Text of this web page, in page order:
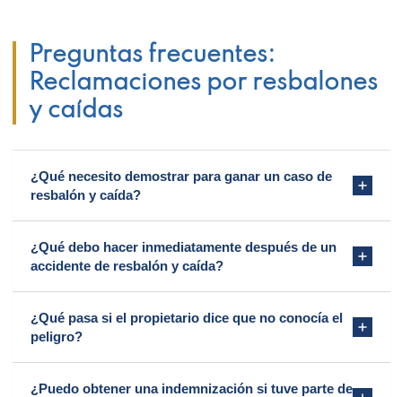
Preguntas frecuentes:
Reclamaciones por resbalones
y caídas
¿Qué necesito demostrar para ganar un caso de
resbalón y caída?
¿Qué debo hacer inmediatamente después de un
accidente de resbalón y caída?
¿Qué pasa si el propietario dice que no conocía el
peligro?
¿Puedo obtener una indemnización si tuve parte de